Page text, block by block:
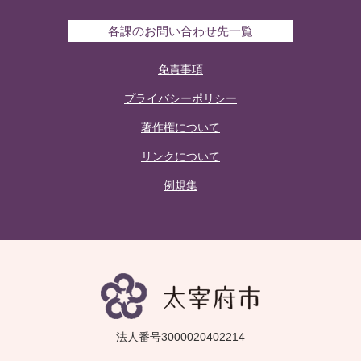
各課のお問い合わせ先一覧
免責事項
プライバシーポリシー
著作権について
リンクについて
例規集
法人番号3000020402214